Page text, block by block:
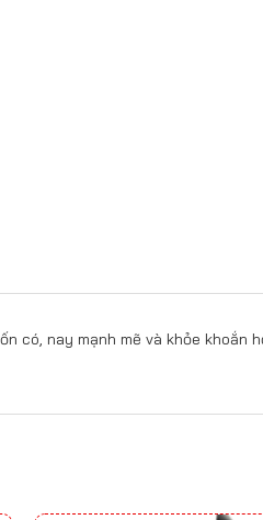
có, nay mạnh mẽ và khỏe khoắn